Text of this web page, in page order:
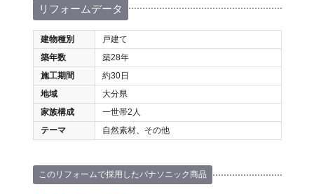
リフォームデータ
建物種別
戸建て
築年数
築28年
施工期間
約30日
地域
大分県
家族構成
一世帯2人
テーマ
自然素材、その他
このリフォームで採用したパナソニック商品